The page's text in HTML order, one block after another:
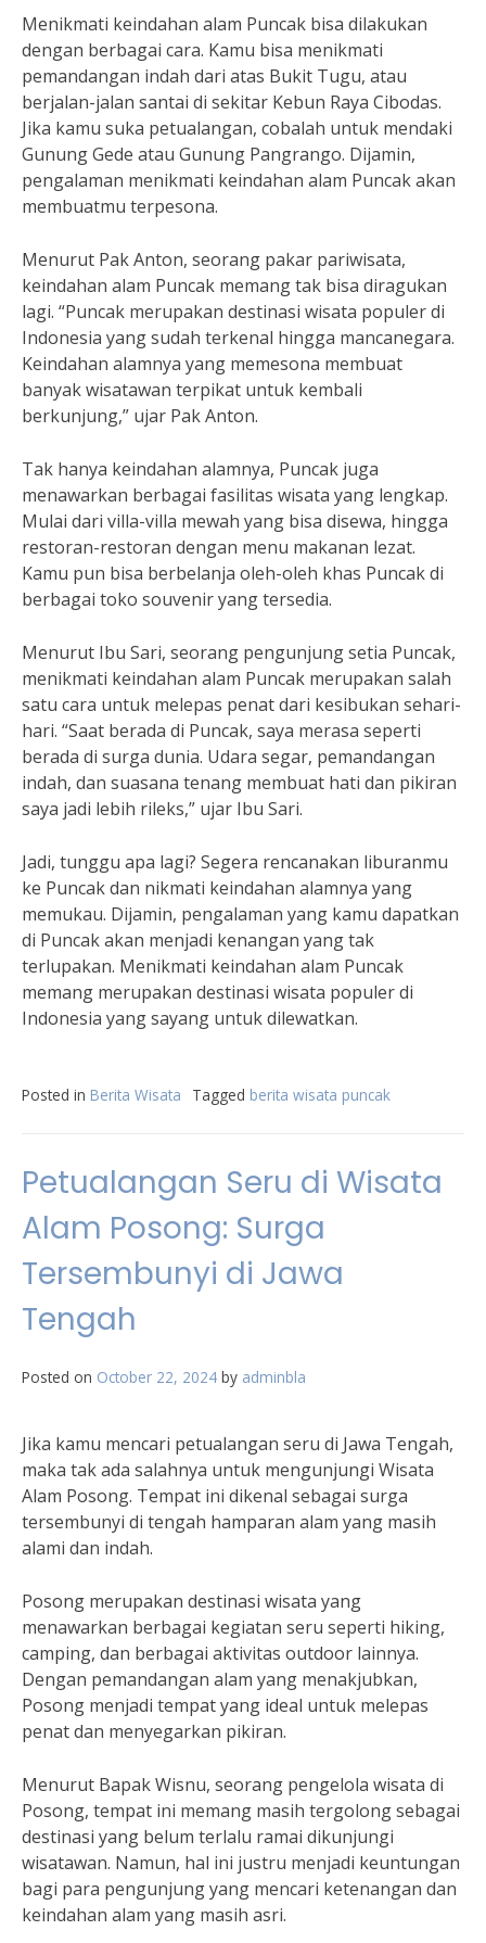
Menikmati keindahan alam Puncak bisa dilakukan
dengan berbagai cara. Kamu bisa menikmati
pemandangan indah dari atas Bukit Tugu, atau
berjalan-jalan santai di sekitar Kebun Raya Cibodas.
Jika kamu suka petualangan, cobalah untuk mendaki
Gunung Gede atau Gunung Pangrango. Dijamin,
pengalaman menikmati keindahan alam Puncak akan
membuatmu terpesona.
Menurut Pak Anton, seorang pakar pariwisata,
keindahan alam Puncak memang tak bisa diragukan
lagi. “Puncak merupakan destinasi wisata populer di
Indonesia yang sudah terkenal hingga mancanegara.
Keindahan alamnya yang memesona membuat
banyak wisatawan terpikat untuk kembali
berkunjung,” ujar Pak Anton.
Tak hanya keindahan alamnya, Puncak juga
menawarkan berbagai fasilitas wisata yang lengkap.
Mulai dari villa-villa mewah yang bisa disewa, hingga
restoran-restoran dengan menu makanan lezat.
Kamu pun bisa berbelanja oleh-oleh khas Puncak di
berbagai toko souvenir yang tersedia.
Menurut Ibu Sari, seorang pengunjung setia Puncak,
menikmati keindahan alam Puncak merupakan salah
satu cara untuk melepas penat dari kesibukan sehari-
hari. “Saat berada di Puncak, saya merasa seperti
berada di surga dunia. Udara segar, pemandangan
indah, dan suasana tenang membuat hati dan pikiran
saya jadi lebih rileks,” ujar Ibu Sari.
Jadi, tunggu apa lagi? Segera rencanakan liburanmu
ke Puncak dan nikmati keindahan alamnya yang
memukau. Dijamin, pengalaman yang kamu dapatkan
di Puncak akan menjadi kenangan yang tak
terlupakan. Menikmati keindahan alam Puncak
memang merupakan destinasi wisata populer di
Indonesia yang sayang untuk dilewatkan.
Posted in Berita Wisata Tagged berita wisata puncak
Petualangan Seru di Wisata
Alam Posong: Surga
Tersembunyi di Jawa
Tengah
Posted on October 22, 2024 by adminbla
Jika kamu mencari petualangan seru di Jawa Tengah,
maka tak ada salahnya untuk mengunjungi Wisata
Alam Posong. Tempat ini dikenal sebagai surga
tersembunyi di tengah hamparan alam yang masih
alami dan indah.
Posong merupakan destinasi wisata yang
menawarkan berbagai kegiatan seru seperti hiking,
camping, dan berbagai aktivitas outdoor lainnya.
Dengan pemandangan alam yang menakjubkan,
Posong menjadi tempat yang ideal untuk melepas
penat dan menyegarkan pikiran.
Menurut Bapak Wisnu, seorang pengelola wisata di
Posong, tempat ini memang masih tergolong sebagai
destinasi yang belum terlalu ramai dikunjungi
wisatawan. Namun, hal ini justru menjadi keuntungan
bagi para pengunjung yang mencari ketenangan dan
keindahan alam yang masih asri.